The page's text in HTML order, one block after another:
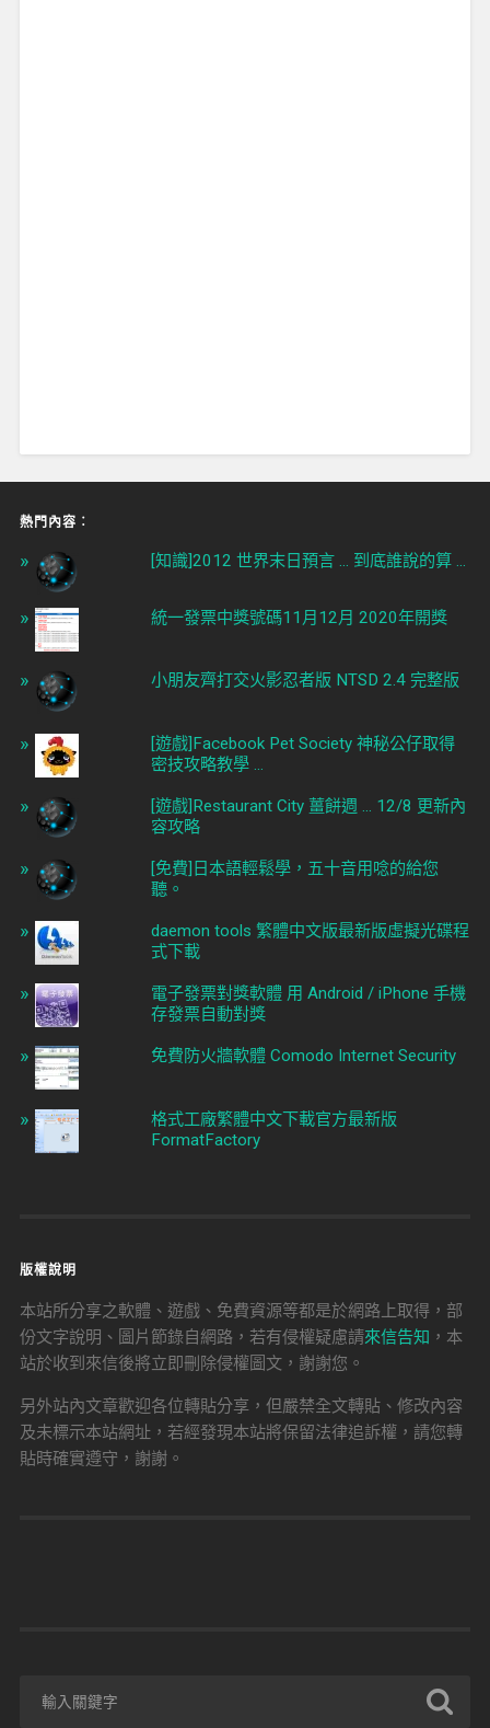
熱門內容︰
[知識]2012 世界末日預言 ... 到底誰說的算 ...
統一發票中獎號碼11月12月 2020年開獎
小朋友齊打交火影忍者版 NTSD 2.4 完整版
[遊戲]Facebook Pet Society 神秘公仔取得
密技攻略教學 ...
[遊戲]Restaurant City 薑餅週 ... 12/8 更新內
容攻略
[免費]日本語輕鬆學，五十音用唸的給您
聽。
daemon tools 繁體中文版最新版虛擬光碟程
式下載
電子發票對獎軟體 用 Android / iPhone 手機
存發票自動對獎
免費防火牆軟體 Comodo Internet Security
格式工廠繁體中文下載官方最新版
FormatFactory
版權說明
本站所分享之軟體、遊戲、免費資源等都是於網路上取得，部
份文字說明、圖片節錄自網路，若有侵權疑慮請來信告知 ，本
站於收到來信後將立即刪除侵權圖文，謝謝您。
另外站內文章歡迎各位轉貼分享，但嚴禁全文轉貼、修改內容
及未標示本站網址，若經發現本站將保留法律追訴權，請您轉
貼時確實遵守，謝謝。